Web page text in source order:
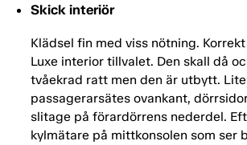
Skick interiör
Klädsel fin med viss nötning.
Luxe interior tillvalet. Den skall då
tvåekrad ratt men den är utbytt.
passagerarsätes ovankant,
slitage på förardörrens nederdel.
kylmätare på mittkonsolen som ser